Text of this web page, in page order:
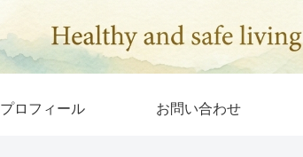
プロフィール お問い合わせ